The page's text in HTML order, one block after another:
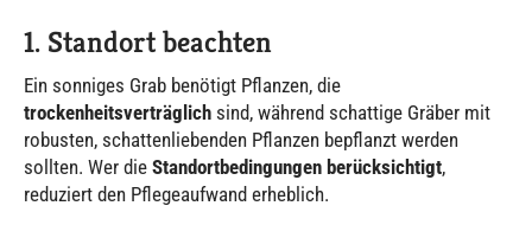
1. Standort beachten
Ein sonniges Grab benötigt Pflanzen, die
trockenheitsverträglich sind, während schattige Gräber mit
robusten, schattenliebenden Pflanzen bepflanzt werden
sollten. Wer die Standortbedingungen berücksichtigt,
reduziert den Pflegeaufwand erheblich.